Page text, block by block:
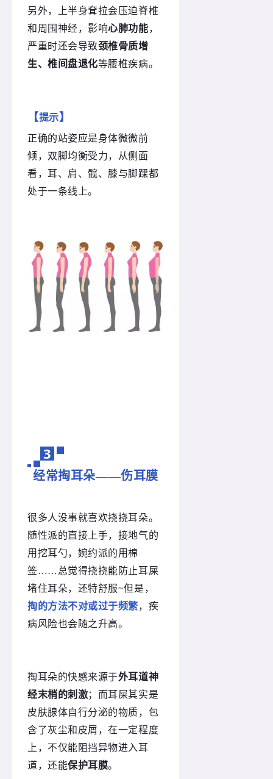
另外，上半身耷拉会压迫脊椎
和周围神经，影响心肺功能，
严重时还会导致颈椎骨质增
生、椎间盘退化等腰椎疾病。
【提示】
正确的站姿应是身体微微前
倾，双脚均衡受力，从侧面
看，耳、肩、髋、膝与脚踝都
处于一条线上。
3
经常掏耳朵——伤耳膜
很多人没事就喜欢挠挠耳朵。
随性派的直接上手，接地气的
用挖耳勺，婉约派的用棉
签……总觉得挠挠能防止耳屎
堵住耳朵，还特舒服~但是，
掏的方法不对或过于频繁，疾
病风险也会随之升高。
掏耳朵的快感来源于外耳道神
经末梢的刺激；而耳屎其实是
皮肤腺体自行分泌的物质，包
含了灰尘和皮屑，在一定程度
上，不仅能阻挡异物进入耳
道，还能保护耳膜。